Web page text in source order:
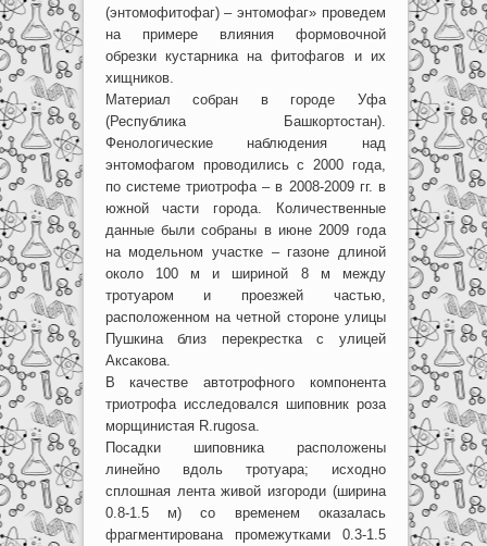
(энтомофитофаг) – энтомофаг» проведем
на примере влияния формовочной
обрезки кустарника на фитофагов и их
хищников.
Материал собран в городе Уфа
(Республика Башкортостан).
Фенологические наблюдения над
энтомофагом проводились с 2000 года,
по системе триотрофа – в 2008-2009 гг. в
южной части города. Количественные
данные были собраны в июне 2009 года
на модельном участке – газоне длиной
около 100 м и шириной 8 м между
тротуаром и проезжей частью,
расположенном на четной стороне улицы
Пушкина близ перекрестка с улицей
Аксакова.
В качестве автотрофного компонента
триотрофа исследовался шиповник роза
морщинистая R.rugosa.
Посадки шиповника расположены
линейно вдоль тротуара; исходно
сплошная лента живой изгороди (ширина
0.8-1.5 м) со временем оказалась
фрагментирована промежутками 0.3-1.5